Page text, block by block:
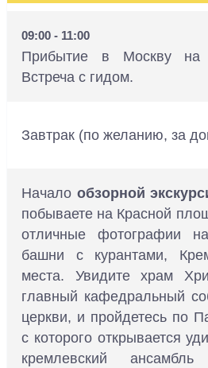
09:00 - 11:00
Прибытие в Москву на
Встреча с гидом.
Завтрак (по желанию, за
Начало обзорной
побываете на Красной
отличные фотографии
башни с курантами,
места. Увидите храм
главный кафедральный
церкви, и пройдетесь по
с которого открывается
кремлевский